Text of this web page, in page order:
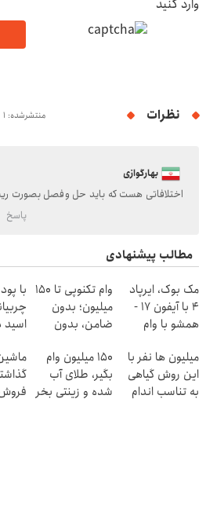
وارد کنید
نظرات منتشرشده: 1
بهارگوازی
اختلافاتی هست که باید حل وفصل بصورت
پاسخ
مطالب پیشنهادی
مک بوک، ایرپاد
4 با آیفون 17 -
همشو با وام
وام تکنوپی تا ۱۵۰
میلیون؛ بدون
ضامن، بدون
با
میلیون ها نفر با
این روش گیاهی
به تناسب اندام
150 میلیون وام
بگیر، طلای آب
شده و زینتی بخر فروش